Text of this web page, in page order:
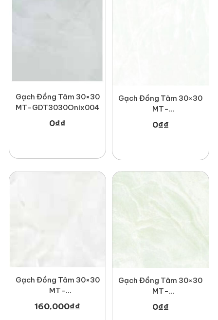
Gạch Đồng Tâm 30×30
MT-GDT3030Onix004
0₫₫
Gạch Đồng Tâm 30×30
MT-
GDT3030Phale002
0₫₫
Gạch Đồng Tâm 30×30
MT-
GDT3030Haivan002
160,000₫₫
Gạch Đồng Tâm 30×30
MT-
GDT3030Lucbao001
0₫₫